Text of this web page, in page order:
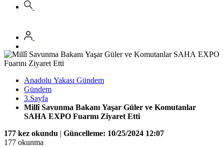
Anadolu Yakası Gündem
Gündem
3.Sayfa
Millî Savunma Bakanı Yaşar Güler ve Komutanlar
SAHA EXPO Fuarını Ziyaret Etti
177 kez okundu | Güncelleme: 10/25/2024 12:07
177 okunma